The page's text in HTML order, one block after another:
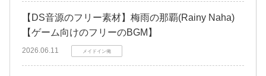
【DS音源のフリー素材】梅雨の那覇(Rainy Naha)
【ゲーム向けのフリーのBGM】
2026.06.11 メイドイン俺